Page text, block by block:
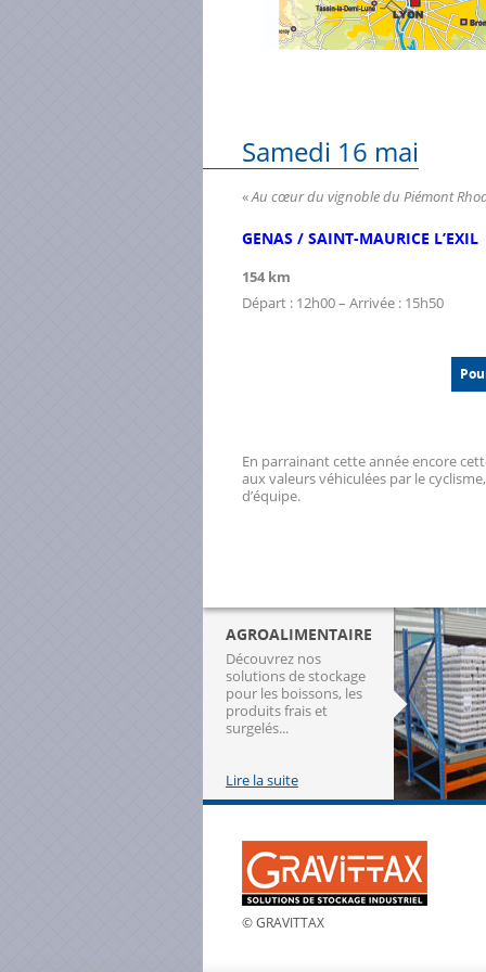
Samedi 16 mai
«Au cœur du vignoble du Piémont
GENAS / SAINT-MAURICE L’EXIL
154 km
Départ : 12h00 – Arrivée : 15h50
En parrainant cette année encore
aux valeurs véhiculées par le
d’équipe.
AGROALIMENTAIRE
Découvrez nos
solutions de stockage
pour les boissons, les
produits frais et
surgelés...
Lire la suite
© GRAVITTAX